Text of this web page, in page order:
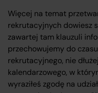
Więcej na temat
rekrutacyjnych dowiesz
zawartej tam klauzuli
przechowujemy do
rekrutacyjnego, nie
kalendarzowego, w
wyraziłeś zgodę na